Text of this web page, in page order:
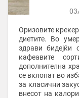
Оризовите
диетите. Во
здрави бидејќи
кафеавите
дополнителна
се вклопат во
за класични
внесот на